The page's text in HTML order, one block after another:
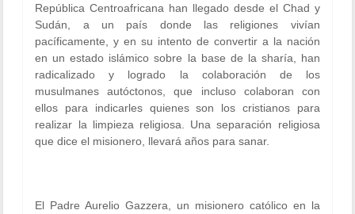
República Centroafricana han llegado desde el Chad y
Sudán, a un país donde las religiones vivían
pacíficamente, y en su intento de convertir a la nación
en un estado islámico sobre la base de la sharía, han
radicalizado y logrado la colaboración de los
musulmanes autóctonos, que incluso colaboran con
ellos para indicarles quienes son los cristianos para
realizar la limpieza religiosa. Una separación religiosa
que dice el misionero, llevará años para sanar.
El Padre Aurelio Gazzera, un misionero católico en la